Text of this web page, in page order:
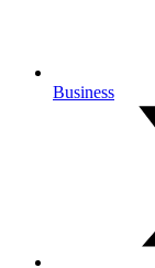
Business